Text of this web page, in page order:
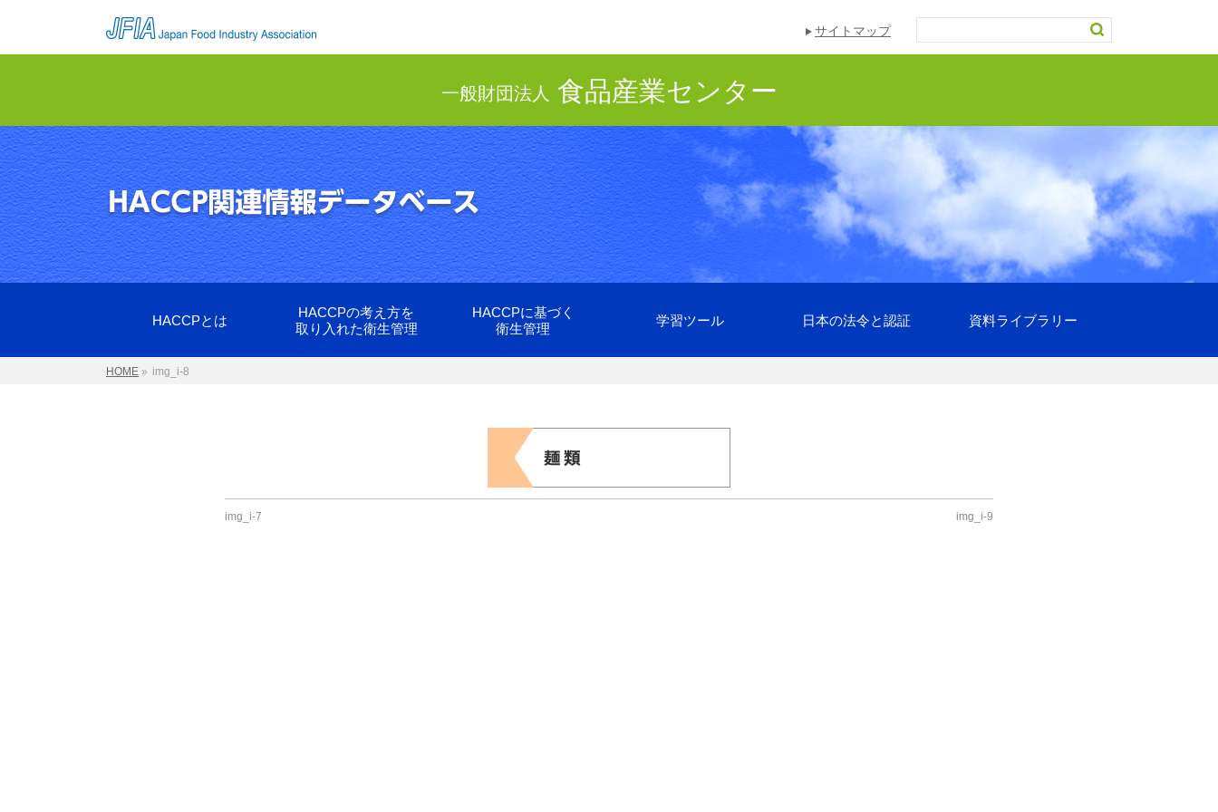
サイトマップ
一般財団法人 食品産業センター
HACCPとは
HACCPの考え方を
取り入れた衛生管理
HACCPに基づく
衛生管理
学習ツール 日本の法令と認証 資料ライブラリー
HOME » img_i-8
img_i-7 img_i-9